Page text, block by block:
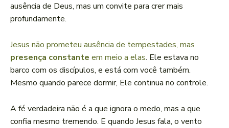
ausência de Deus, mas um convite para crer mais
profundamente.
Jesus não prometeu ausência de tempestades, mas
presença constante em meio a elas. Ele estava no
barco com os discípulos, e está com você também.
Mesmo quando parece dormir, Ele continua no controle.
A fé verdadeira não é a que ignora o medo, mas a que
confia mesmo tremendo. E quando Jesus fala, o vento